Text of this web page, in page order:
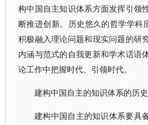
构中国自主知识体系方面发挥引领
断推进创新。历史悠久的哲学学科
积极融入理论问题和现实问题的研
内涵与范式的自我更新和学术话语
论工作中把握时代、引领时代。
建构中国自主的知识体系的历
建构中国自主的知识体系要具